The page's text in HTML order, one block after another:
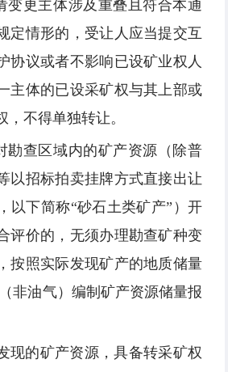
变更主体涉及重叠且符合本通
定情形的，受让人应当提交互
协议或者不影响已设矿业权人
主体的已设采矿权与其上部或
不得单独转让。
勘查区域内的矿产资源（除普
以招标拍卖挂牌方式直接出让
以下简称“砂石土类矿产”）开
评价的，无须办理勘查矿种变
按照实际发现矿产的地质储量
非油气）编制矿产资源储量报
现的矿产资源，具备转采矿权